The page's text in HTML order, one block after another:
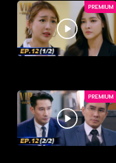
PREMIUM
PREMIUM